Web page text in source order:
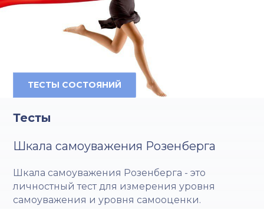
ТЕСТЫ СОСТОЯНИЙ
Тесты
Шкала самоуважения Розенберга
Шкала самоуважения Розенберга - это
личностный тест для измерения уровня
самоуважения и уровня самооценки.